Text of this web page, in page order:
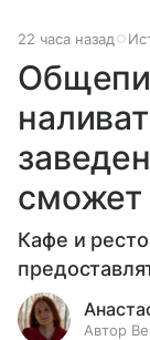
22 часа назад
сможет
Кафе и
Автор